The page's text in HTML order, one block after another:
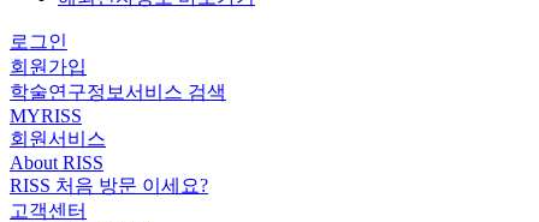
로그인
회원가입
학술연구정보서비스 검색
MYRISS
회원서비스
About RISS
RISS 처음 방문 이세요?
고객센터